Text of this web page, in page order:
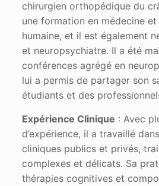
chirurgien orthopédique du
une formation en médecine
humaine, et il est également
et neuropsychiatre. Il a été
conférences agrégé en
lui a permis de partager son
étudiants et des
Expérience Clinique : Avec
d’expérience, il a travaillé
cliniques publics et privés,
complexes et délicats. Sa
thérapies cognitives et